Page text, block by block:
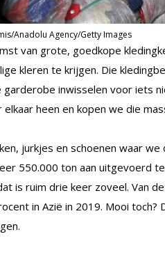
Anadolu Agency/Getty Images
van grote, goedkope
kleren te krijgen. Die
garderobe inwisselen voor iets
heen en kopen we die
jurkjes en schoenen waar
550.000 ton aan uitgevoerd
is ruim drie keer zoveel. Van
in Azië in 2019. Mooi